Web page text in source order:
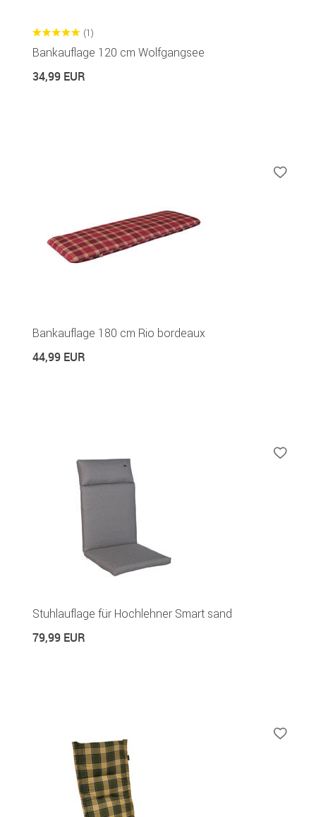
(1)
Bankauflage 120 cm Wolfgangsee
34,99 EUR
Bankauflage 180 cm Rio bordeaux
44,99 EUR
Stuhlauflage für Hochlehner Smart sand
79,99 EUR